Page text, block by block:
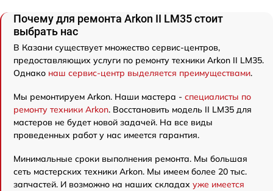
Почему для ремонта Arkon II LM35 стоит
выбрать нас
В Казани существует множество сервис-центров,
предоставляющих услуги по ремонту техники Arkon II LM35.
Однако наш сервис-центр выделяется преимуществами.
Мы ремонтируем Arkon. Наши мастера - специалисты по
ремонту техники Arkon. Восстановить модель II LM35 для
мастеров не будет новой задачей. На все виды
проведенных работ у нас имеется гарантия.
Минимальные сроки выполнения ремонта. Мы большая
сеть мастерских техники Arkon. Мы имеем более 20 тыс.
запчастей. И возможно на наших складах уже имеется